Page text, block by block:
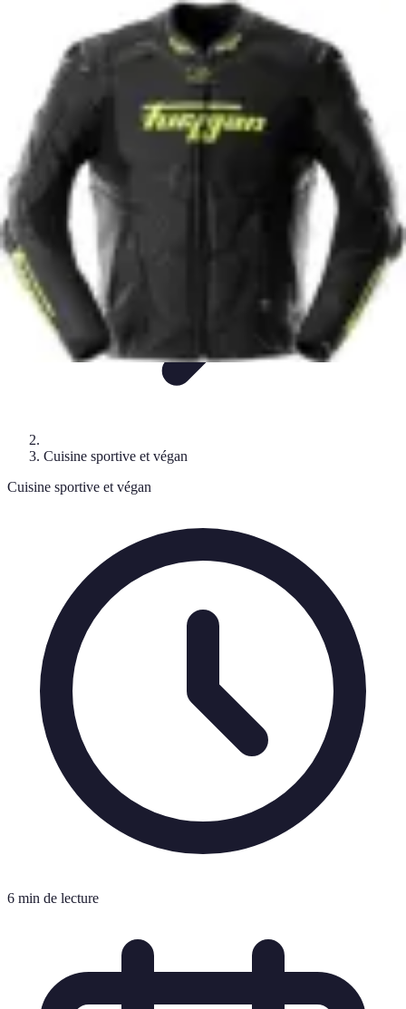
RecettesTendancesCuisine sportive et véganIngrédients
Vegan Power Kitchen
Cuisine sportive et végan
Cuisine sportive et végan
6 min de lecture